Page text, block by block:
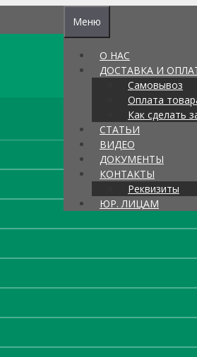
Меню
О НАС
ДОСТАВКА И
Самовывоз
Оплата
Как сделать
СТАТЬИ
ВИДЕО
ДОКУМЕНТЫ
КОНТАКТЫ
Реквизиты
ЮР. ЛИЦАМ